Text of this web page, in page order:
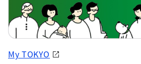
My TOKYO